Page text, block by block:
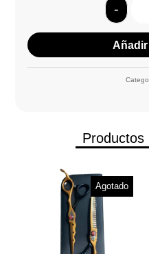
-
Productos
Agotado